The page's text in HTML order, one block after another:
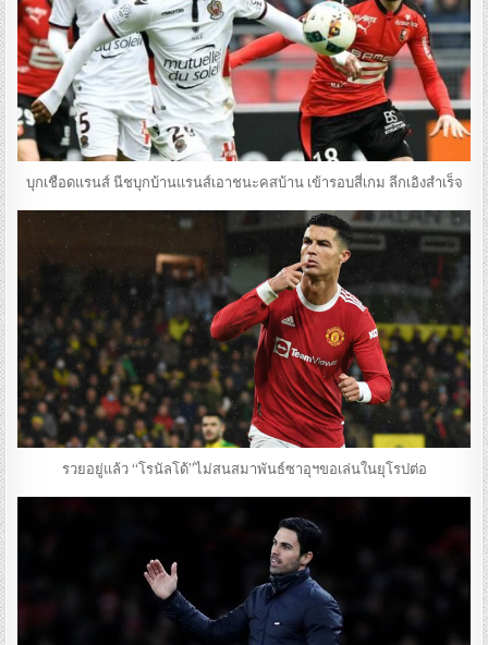
บุกเชือดแรนส์ นีชบุกบ้านแรนส์เอาชนะคสบ้าน เข้ารอบสี่เกม ลีกเอิงสำเร็จ
รวยอยู่แล้ว “โรนัลโด้”ไม่สนสมาพันธ์ซาอุฯขอเล่นในยุโรปต่อ